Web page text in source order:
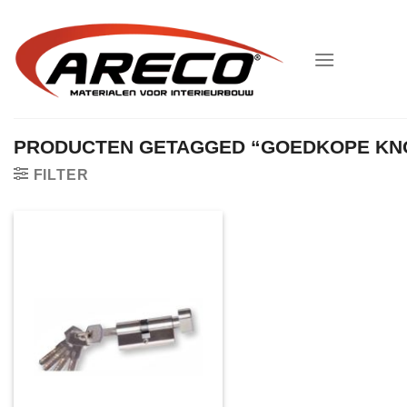
inhoud
PRODUCTEN GETAGGED “GOEDKOPE
FILTER